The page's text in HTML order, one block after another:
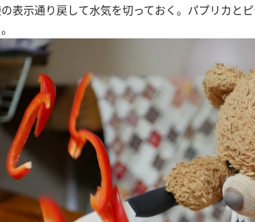
表示通り戻して水気を切っておく。パプリカと